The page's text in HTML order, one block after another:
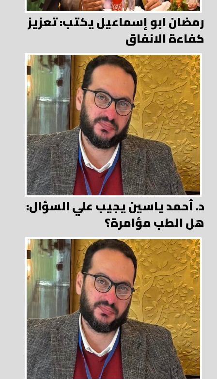
رمضان ابو إسماعيل يكتب: تعزيز
كفاءة الانفاق
د. أحمد ياسين يجيب علي السؤال:
هل الطب مؤامرة؟